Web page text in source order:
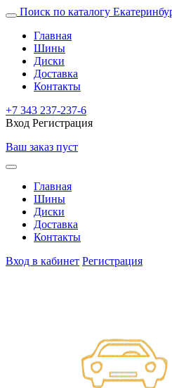
Поиск по каталогу
Главная
Шины
Диски
Доставка
Контакты
+7 343 237-237-6
Вход Регистрация
Ваш заказ пуст
Главная
Шины
Диски
Доставка
Контакты
Вход в кабинет Регистрация